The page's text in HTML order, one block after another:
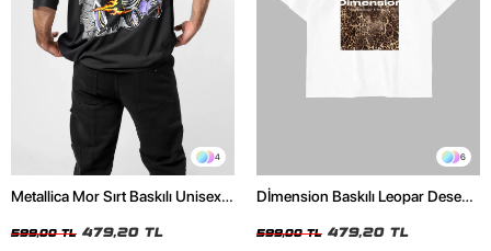
4
Metallica Mor Sırt Baskılı Unisex
599,00 TL 479,20 TL
6
Dİmension Baskılı Leopar Desenli
Tshirt
599,00 TL 479,20 TL